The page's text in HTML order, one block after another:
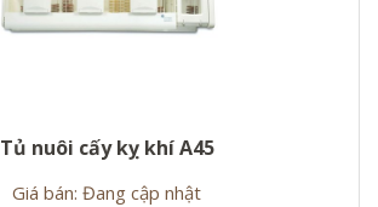
Tủ nuôi cấy kỵ khí A45
Giá bán: Đang cập nhật